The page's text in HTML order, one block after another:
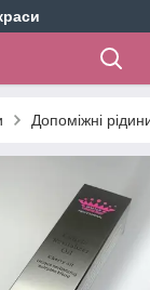
Допоміжні